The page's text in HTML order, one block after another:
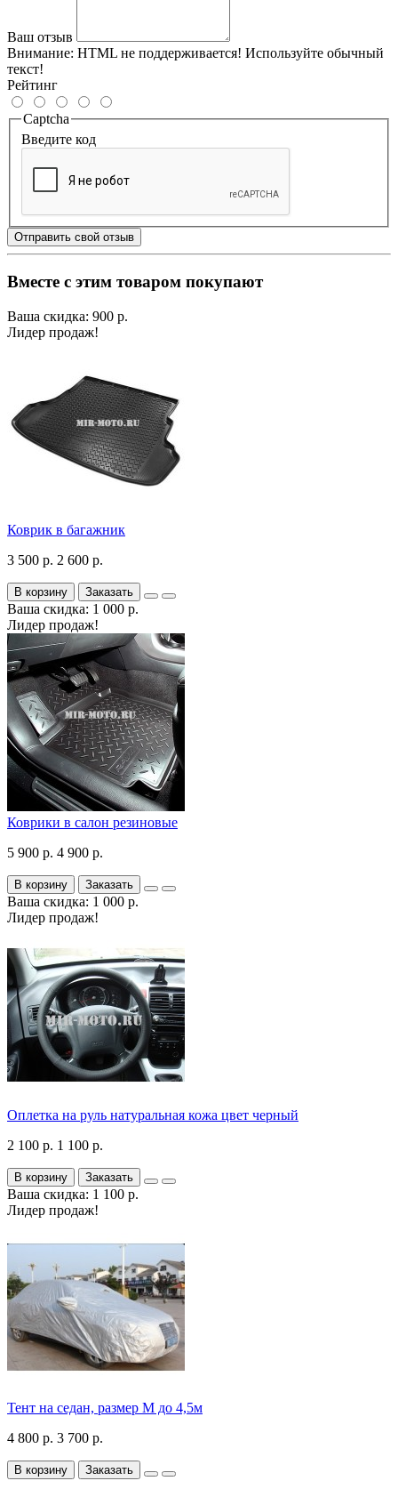
Ваш отзыв
Внимание: HTML не поддерживается! Используйте обычный
текст!
Рейтинг
Captcha
Введите код
Отправить свой отзыв
Вместе с этим товаром покупают
Ваша скидка: 900 р.
Лидер продаж!
Коврик в багажник
3 500 р. 2 600 р.
В корзину Заказать
Ваша скидка: 1 000 р.
Лидер продаж!
Коврики в салон резиновые
5 900 р. 4 900 р.
В корзину Заказать
Ваша скидка: 1 000 р.
Лидер продаж!
Оплетка на руль натуральная кожа цвет черный
2 100 р. 1 100 р.
В корзину Заказать
Ваша скидка: 1 100 р.
Лидер продаж!
Тент на седан, размер М до 4,5м
4 800 р. 3 700 р.
В корзину Заказать